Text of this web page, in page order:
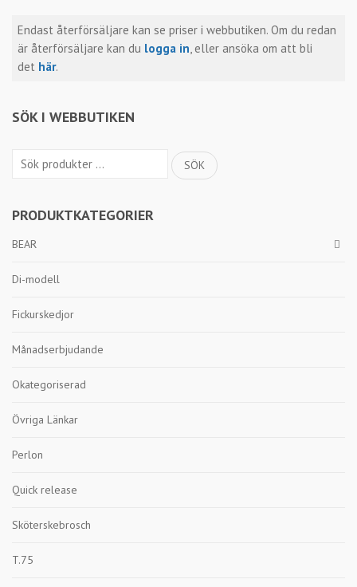
Endast återförsäljare kan se priser i webbutiken. Om du redan
är återförsäljare kan du logga in, eller ansöka om att bli
det här.
SÖK I WEBBUTIKEN
Sök
SÖK
PRODUKTKATEGORIER
BEAR
Di-modell
Fickurskedjor
Månadserbjudande
Okategoriserad
Övriga Länkar
Perlon
Quick release
Sköterskebrosch
T.75